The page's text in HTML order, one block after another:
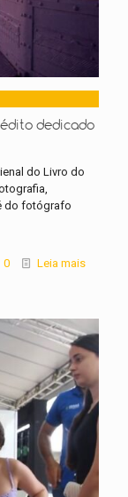
dedicado
do Livro do
do fotógrafo
0 Leia mais